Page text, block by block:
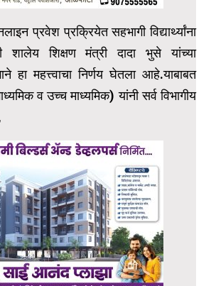
प्रवेश प्रक्रियेत सहभागी विद्यार्थ्यांना
शालेय शिक्षण मंत्री दादा भुसे यांच्या
हा महत्त्वाचा निर्णय घेतला आहे.याबाबत
व उच्च माध्यमिक) यांनी सर्व विभागीय